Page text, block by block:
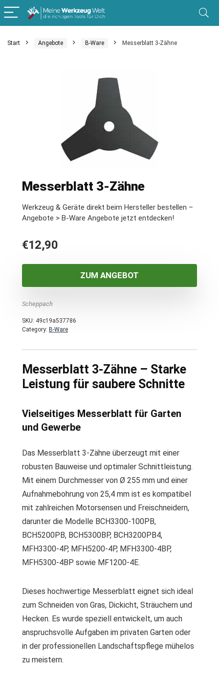
Start Angebote B-Ware Messerblatt 3-Zähne
Messerblatt 3-Zähne
Werkzeug & Geräte direkt beim Hersteller bestellen –
Angebote > B-Ware Angebote jetzt entdecken!
€12,90
ZUM ANGEBOT
Scheppach
SKU: 49c19a537786
Category: B-Ware
Messerblatt 3-Zähne – Starke
Leistung für saubere Schnitte
Vielseitiges Messerblatt für Garten
und Gewerbe
Das Messerblatt 3-Zähne überzeugt mit einer
robusten Bauweise und optimaler Schnittleistung.
Mit einem Durchmesser von Ø 255 mm und einer
Aufnahmebohrung von 25,4 mm ist es kompatibel
mit zahlreichen Motorsensen und Freischneidern,
darunter die Modelle BCH3300-100PB,
BCH5200PB, BCH5300BP, BCH3200PB4,
MFH3300-4P, MFH5200-4P, MFH3300-4BP,
MFH5300-4BP sowie MF1200-4E.
Dieses hochwertige Messerblatt eignet sich ideal
zum Schneiden von Gras, Dickicht, Sträuchern und
Hecken. Es wurde speziell entwickelt, um auch
anspruchsvolle Aufgaben im privaten Garten oder
in der professionellen Landschaftspflege mühelos
zu meistern.